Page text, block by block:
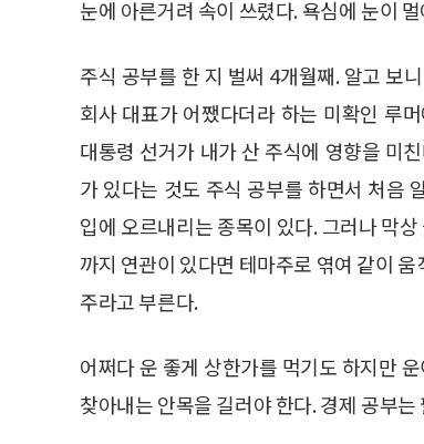
눈에 아른거려 속이 쓰렸다. 욕심에 눈이
주식 공부를 한 지 벌써 4개월째. 알고 보
회사 대표가 어쨌다더라 하는 미확인 루
대통령 선거가 내가 산 주식에 영향을 미
가 있다는 것도 주식 공부를 하면서 처음
입에 오르내리는 종목이 있다. 그러나 막
까지 연관이 있다면 테마주로 엮여 같이
주라고 부른다.
어쩌다 운 좋게 상한가를 먹기도 하지만
찾아내는 안목을 길러야 한다. 경제 공부